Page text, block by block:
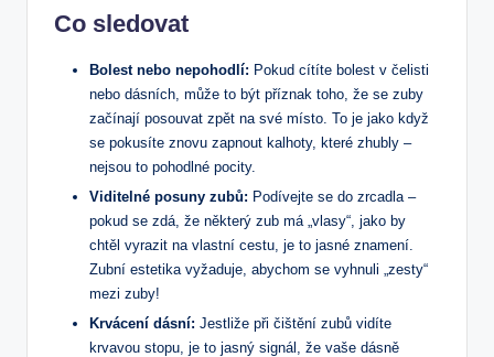
Co sledovat
Bolest nebo nepohodlí: Pokud cítíte bolest v čelisti
nebo dásních, může to být příznak toho, že se zuby
začínají posouvat zpět na své místo. To je jako když
se pokusíte znovu zapnout kalhoty, které zhubly –
nejsou to pohodlné pocity.
Viditelné posuny zubů: Podívejte se do zrcadla –
pokud se zdá, že některý zub má „vlasy“, jako by
chtěl vyrazit na vlastní cestu, je to jasné znamení.
Zubní estetika vyžaduje, abychom se vyhnuli „zesty“
mezi zuby!
Krvácení dásní: Jestliže při čištění zubů vidíte
krvavou stopu, je to jasný signál, že vaše dásně